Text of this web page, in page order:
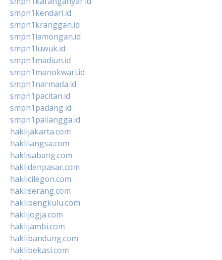
smpn1kendari.id
smpn1kranggan.id
smpn1lamongan.id
smpn1luwuk.id
smpn1madiun.id
smpn1manokwari.id
smpn1narmada.id
smpn1pacitan.id
smpn1padang.id
smpn1pailangga.id
haklijakarta.com
haklilangsa.com
haklisabang.com
haklidenpasar.com
haklicilegon.com
hakliserang.com
haklibengkulu.com
haklijogja.com
haklijambi.com
haklibandung.com
haklibekasi.com